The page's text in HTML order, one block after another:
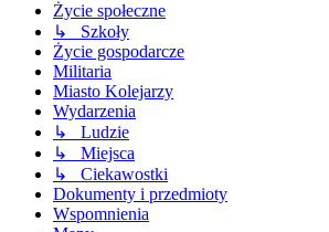
Życie społeczne
↳ Szkoły
Życie gospodarcze
Militaria
Miasto Kolejarzy
Wydarzenia
↳ Ludzie
↳ Miejsca
↳ Ciekawostki
Dokumenty i przedmioty
Wspomnienia